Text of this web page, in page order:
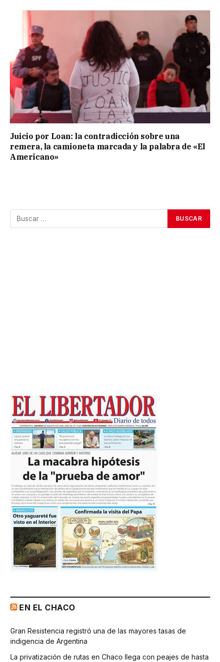
Juicio por Loan: la contradicción sobre una
remera, la camioneta marcada y la palabra de «El
Americano»
EN EL CHACO
Gran Resistencia registró una de las mayores tasas de
indigencia de Argentina
La privatización de rutas en Chaco llega con peajes de hasta